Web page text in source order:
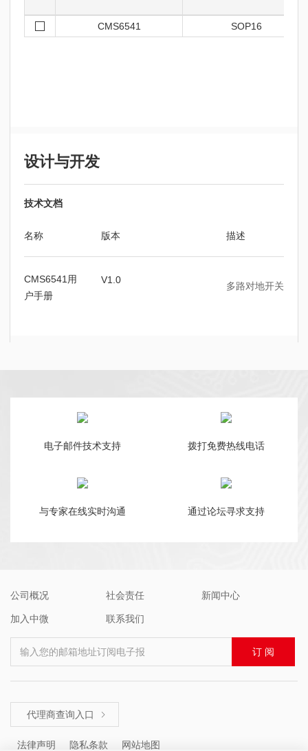
CMS6541 SOP16
设计与开发
技术文档
名称 版本 描述
CMS6541用
户手册
V1.0
多路对地开关，驱
电子邮件技术支持 拨打免费热线电话
与专家在线实时沟通 通过论坛寻求支持
公司概况 社会责任 新闻中心
加入中微 联系我们
输入您的邮箱地址订阅电子报 订 阅
代理商查询入口 
法律声明 隐私条款 网站地图